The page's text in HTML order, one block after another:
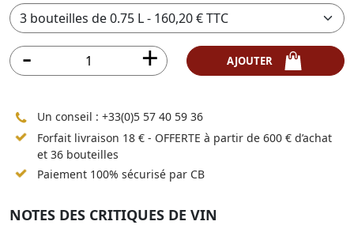
Un conseil : +33(0)5 57 40 59 36
Forfait livraison 18 € - OFFERTE à partir de 600 € d’achat
et 36 bouteilles
Paiement 100% sécurisé par CB
NOTES DES CRITIQUES DE VIN